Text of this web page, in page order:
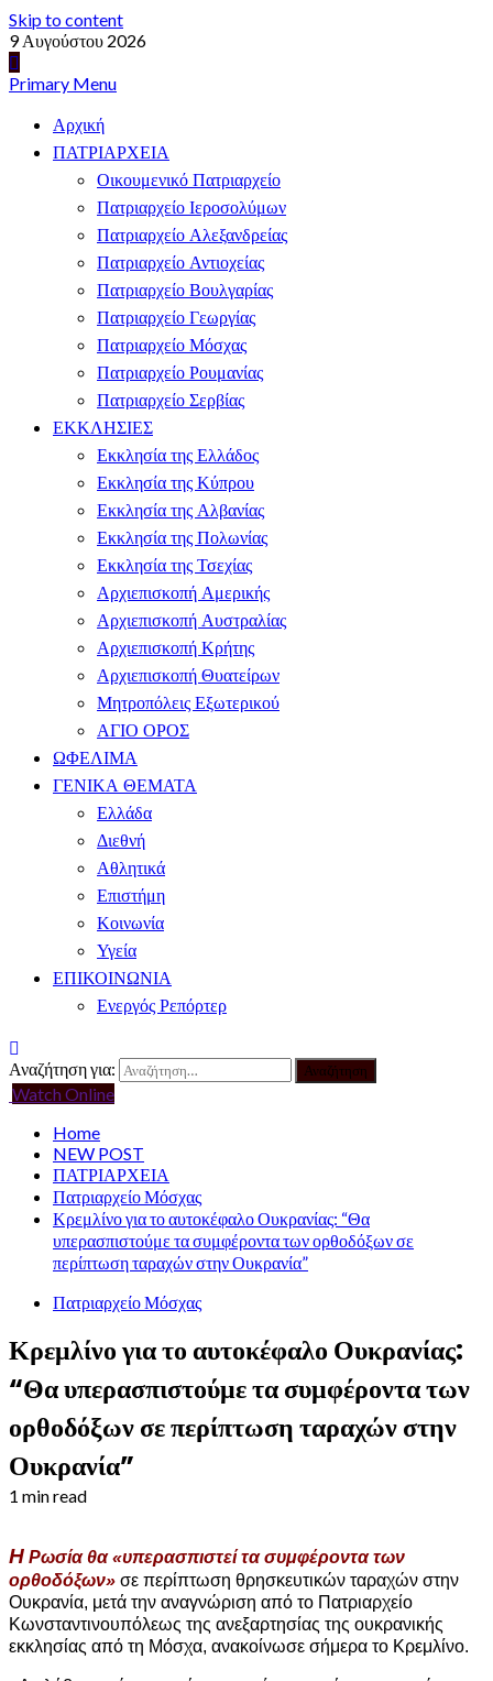
Skip to content
9 Αυγούστου 2026
Primary Menu
Αρχική
ΠΑΤΡΙΑΡΧΕΙΑ
Οικουμενικό Πατριαρχείο
Πατριαρχείο Ιεροσολύμων
Πατριαρχείο Αλεξανδρείας
Πατριαρχείο Αντιοχείας
Πατριαρχείο Βουλγαρίας
Πατριαρχείο Γεωργίας
Πατριαρχείο Μόσχας
Πατριαρχείο Ρουμανίας
Πατριαρχείο Σερβίας
ΕΚΚΛΗΣΙΕΣ
Εκκλησία της Ελλάδος
Εκκλησία της Κύπρου
Εκκλησία της Αλβανίας
Εκκλησία της Πολωνίας
Εκκλησία της Τσεχίας
Αρχιεπισκοπή Αμερικής
Αρχιεπισκοπή Αυστραλίας
Αρχιεπισκοπή Κρήτης
Αρχιεπισκοπή Θυατείρων
Μητροπόλεις Εξωτερικού
ΑΓΙΟ ΟΡΟΣ
ΩΦΕΛΙΜΑ
ΓΕΝΙΚΑ ΘΕΜΑΤΑ
Ελλάδα
Διεθνή
Αθλητικά
Επιστήμη
Κοινωνία
Υγεία
ΕΠΙΚΟΙΝΩΝΙΑ
Ενεργός Ρεπόρτερ
Αναζήτηση για:
Watch Online
Home
NEW POST
ΠΑΤΡΙΑΡΧΕΙΑ
Πατριαρχείο Μόσχας
Κρεμλίνο για το αυτοκέφαλο Ουκρανίας: “Θα
υπερασπιστούμε τα συμφέροντα των ορθοδόξων σε
περίπτωση ταραχών στην Ουκρανία”
Πατριαρχείο Μόσχας
Κρεμλίνο για το αυτοκέφαλο Ουκρανίας:
“Θα υπερασπιστούμε τα συμφέροντα των
ορθοδόξων σε περίπτωση ταραχών στην
Ουκρανία”
1 min read
Η Ρωσία θα «υπερασπιστεί τα συμφέροντα των
ορθοδόξων» σε περίπτωση θρησκευτικών ταραχών στην
Ουκρανία, μετά την αναγνώριση από το Πατριαρχείο
Κωνσταντινουπόλεως της ανεξαρτησίας της ουκρανικής
εκκλησίας από τη Μόσχα, ανακοίνωσε σήμερα το Κρεμλίνο.